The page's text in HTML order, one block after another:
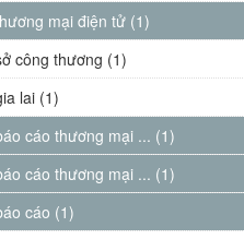
mại điện tử (1)
công thương (1)
lai (1)
cáo thương mại ... (1)
cáo thương mại ... (1)
cáo (1)